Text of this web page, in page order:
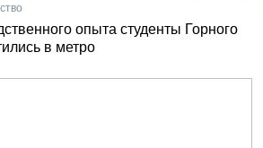
опыта студенты Горного
в метро